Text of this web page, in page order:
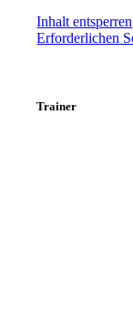
Inhalt entsperren
Erforderlichen
Trainer